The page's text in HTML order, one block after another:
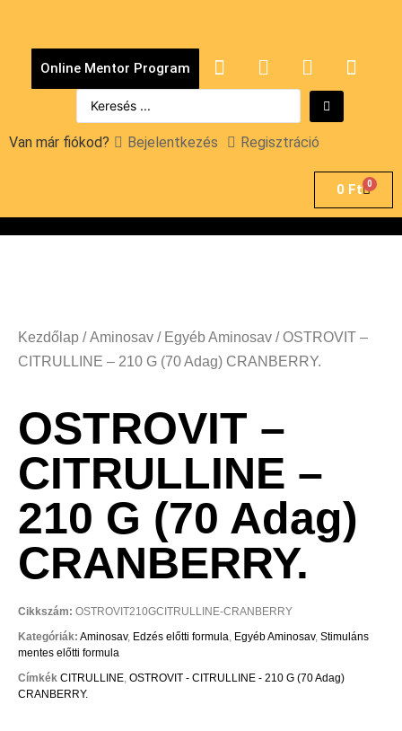
Online Mentor Program
Van már fiókod? Bejelentkezés Regisztráció
0 Ft 0
Kezdőlap /Aminosav / Egyéb Aminosav / OSTROVIT –
CITRULLINE – 210 G (70 Adag) CRANBERRY.
OSTROVIT –
CITRULLINE –
210 G (70 Adag)
CRANBERRY.
Cikkszám: OSTROVIT210GCITRULLINE-CRANBERRY
Kategóriák: Aminosav, Edzés előtti formula, Egyéb Aminosav, Stimuláns
mentes előtti formula
Címkék CITRULLINE, OSTROVIT - CITRULLINE - 210 G (70 Adag)
CRANBERRY.